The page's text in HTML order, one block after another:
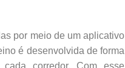
por meio de um aplicativo
é desenvolvida de forma
corredor. Com esse